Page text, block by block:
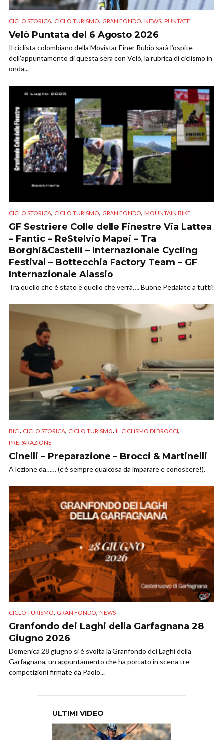
CICLO STORICA, CICLO TURISMO, GRAN FONDO, NEWS, PUNTATE
Velò Puntata del 6 Agosto 2026
Il ciclista colombiano della Movistar Einer Rubio sarà l’ospite
dell’appuntamento di questa sera con Velò, la rubrica di ciclismo in
onda...
CICLO STORICA, CICLO TURISMO, GRAN FONDO, MOUNTAIN BIKE
GF Sestriere Colle delle Finestre Via Lattea
– Fantic – ReStelvio Mapei – Tra
Borghi&Castelli – Internazionale Cycling
Festival – Bottecchia Factory Team – GF
Internazionale Alassio
Tra quello che è stato e quello che verrà…. Buone Pedalate a tutti!
BICI, CICLO STORICA, CICLO TURISMO, IL CICLISMO DI BROCCI,
PREPARAZIONE
Cinelli – Preparazione – Brocci & Martinelli
A lezione da…… (c’è sempre qualcosa da imparare e conoscere!).
CICLO TURISMO, GRAN FONDO, NEWS
Granfondo dei Laghi della Garfagnana 28
Giugno 2026
Domenica 28 giugno si è svolta la Granfondo dei Laghi della
Garfagnana, un appuntamento che ha portato in scena tre
competizioni firmate da Paolo...
ULTIMI VIDEO